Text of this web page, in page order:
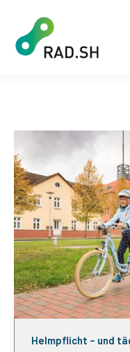
Helmpflicht – und